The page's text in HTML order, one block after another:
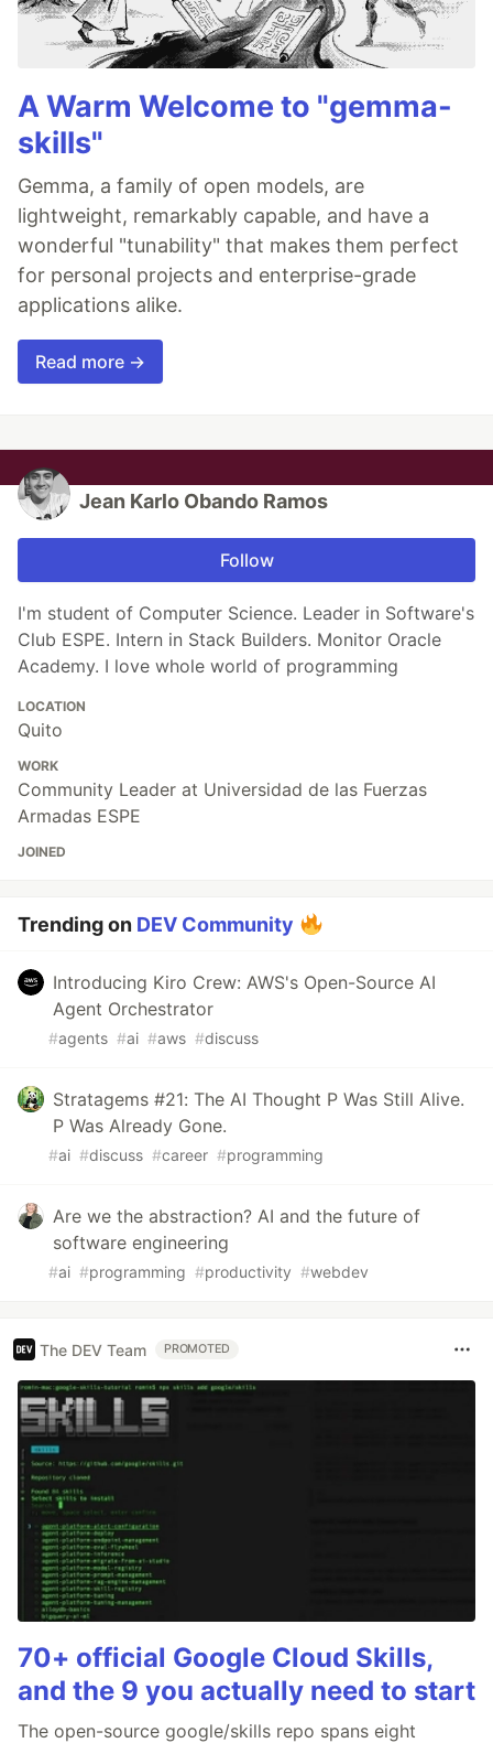
A Warm Welcome to "gemma-
skills"
Gemma, a family of open models, are
lightweight, remarkably capable, and have a
wonderful "tunability" that makes them perfect
for personal projects and enterprise-grade
applications alike.
Read more →
Jean Karlo Obando Ramos
Follow
I'm student of Computer Science. Leader in Software's
Club ESPE. Intern in Stack Builders. Monitor Oracle
Academy. I love whole world of programming
LOCATION
Quito
WORK
Community Leader at Universidad de las Fuerzas
Armadas ESPE
JOINED
Trending on DEV Community
Introducing Kiro Crew: AWS's Open-Source AI
Agent Orchestrator
#agents #ai #aws #discuss
Stratagems #21: The AI Thought P Was Still Alive.
P Was Already Gone.
#ai #discuss #career #programming
Are we the abstraction? AI and the future of
software engineering
#ai #programming #productivity #webdev
The DEV Team PROMOTED
70+ official Google Cloud Skills,
and the 9 you actually need to start
The open-source google/skills repo spans eight